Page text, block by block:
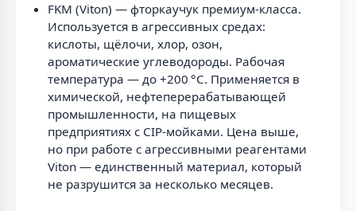
FKM (Viton) — фторкаучук премиум-класса.
Используется в агрессивных средах:
кислоты, щёлочи, хлор, озон,
ароматические углеводороды. Рабочая
температура — до +200 °C. Применяется в
химической, нефтеперерабатывающей
промышленности, на пищевых
предприятиях с CIP-мойками. Цена выше,
но при работе с агрессивными реагентами
Viton — единственный материал, который
не разрушится за несколько месяцев.